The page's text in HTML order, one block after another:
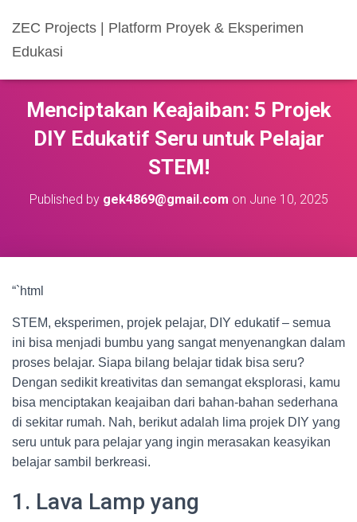
ZEC Projects | Platform Proyek & Eksperimen
Edukasi
Menciptakan Keajaiban: 5 Projek
DIY Edukatif Seru untuk Pelajar
STEM!
Published by gek4869@gmail.com on June 10, 2025
“`html
STEM, eksperimen, projek pelajar, DIY edukatif – semua
ini bisa menjadi bumbu yang sangat menyenangkan dalam
proses belajar. Siapa bilang belajar tidak bisa seru?
Dengan sedikit kreativitas dan semangat eksplorasi, kamu
bisa menciptakan keajaiban dari bahan-bahan sederhana
di sekitar rumah. Nah, berikut adalah lima projek DIY yang
seru untuk para pelajar yang ingin merasakan keasyikan
belajar sambil berkreasi.
1. Lava Lamp yang